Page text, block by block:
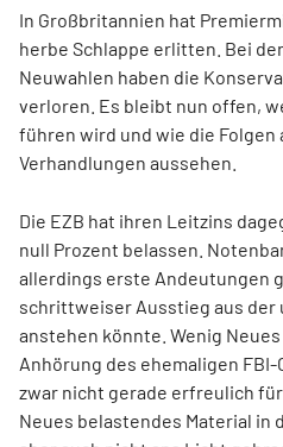
In Großbritannien hat
herbe Schlappe erlitten. Bei
Neuwahlen haben die
verloren. Es bleibt nun offen,
führen wird und wie die Folgen
Verhandlungen aussehen.
Die EZB hat ihren Leitzins
null Prozent belassen.
allerdings erste Andeutungen
schrittweiser Ausstieg aus
anstehen könnte. Wenig Neues
Anhörung des ehemaligen
zwar nicht gerade erfreulich für
Neues belastendes Material in